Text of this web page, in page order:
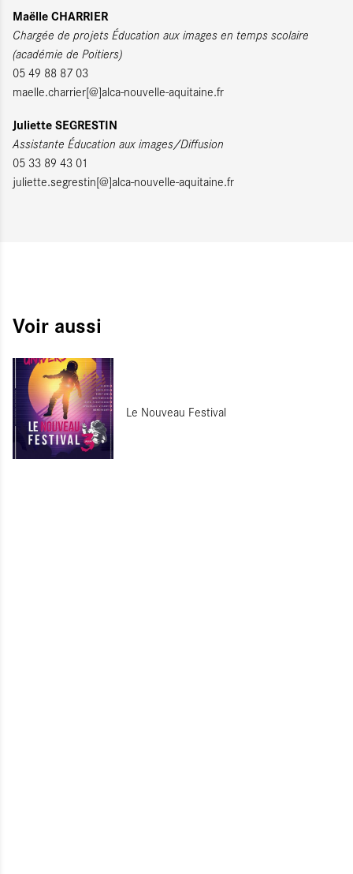
Maëlle CHARRIER
Chargée de projets Éducation aux images en temps scolaire
(académie de Poitiers)
05 49 88 87 03
maelle.charrier[@]alca-nouvelle-aquitaine.fr
Juliette SEGRESTIN
Assistante Éducation aux images/Diffusion
05 33 89 43 01
juliette.segrestin[@]alca-nouvelle-aquitaine.fr
Voir aussi
Le Nouveau Festival